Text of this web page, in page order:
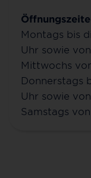
Montags bis
Uhr sowie
Mittwochs
Donnerstags
Uhr sowie
Samstags